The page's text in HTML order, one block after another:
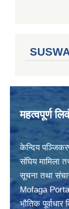
महत्वपूर्ण
केन्दिय
संघिय मामिला
सूचना तथा
Mofaga
भाैतिक